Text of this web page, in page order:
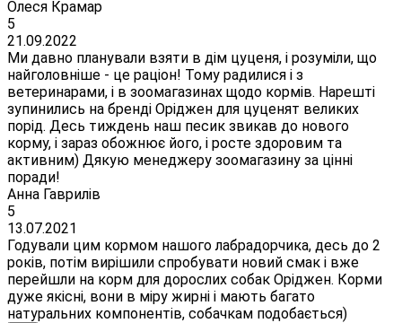
Олеся Крамар
5
21.09.2022
Ми давно планували взяти в дім цуценя, і розуміли, що
найголовніше - це раціон! Тому радилися і з
ветеринарами, і в зоомагазинах щодо кормів. Нарешті
зупинились на бренді Оріджен для цуценят великих
порід. Десь тиждень наш песик звикав до нового
корму, і зараз обожнює його, і росте здоровим та
активним) Дякую менеджеру зоомагазину за цінні
поради!
Анна Гаврилів
5
13.07.2021
Годували цим кормом нашого лабрадорчика, десь до 2
років, потім вирішили спробувати новий смак і вже
перейшли на корм для дорослих собак Оріджен. Корми
дуже якісні, вони в міру жирні і мають багато
натуральних компонентів, собачкам подобається)